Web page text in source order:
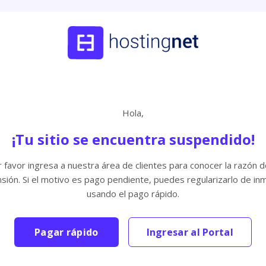
Hola,
¡Tu sitio se encuentra suspendido!
favor ingresa a nuestra área de clientes para conocer la razón
Si el motivo es pago pendiente, puedes regularizarlo de
usando el pago rápido.
Pagar rápido Ingresar al Portal